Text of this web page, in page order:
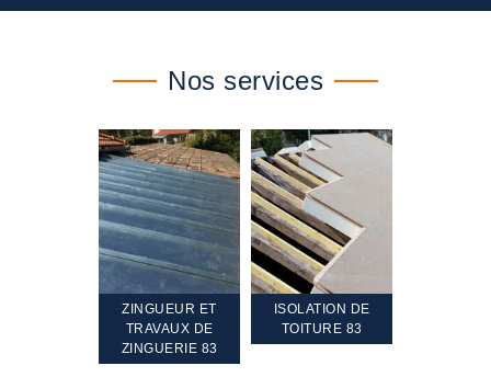
Nos services
ZINGUEUR ET
TRAVAUX DE
ZINGUERIE 83
ISOLATION DE
TOITURE 83